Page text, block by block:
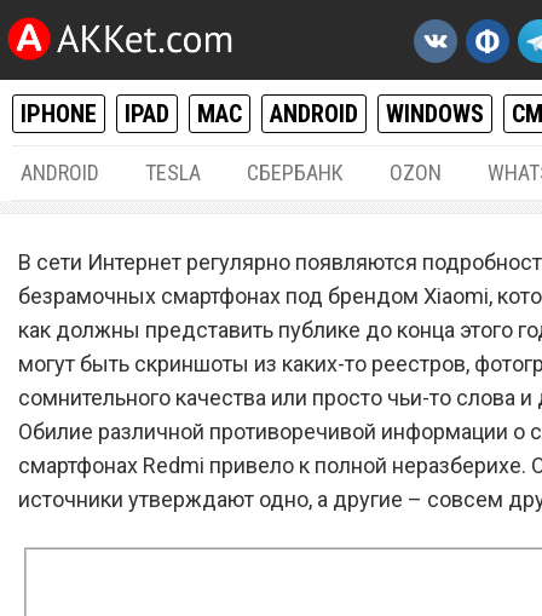
IPHONE IPAD MAC ANDROID WINDOWS
ANDROID TESLA СБЕРБАНК OZON
С безрамочными
Xiaomi творится полная
неразбериха
В сети Интернет регулярно появляются
безрамочных смартфонах под брендом Xiaomi,
как должны представить публике до конца этого
могут быть скриншоты из каких-то реестров,
сомнительного качества или просто чьи-то слова и
Обилие различной противоречивой информации о
смартфонах Redmi привело к полной неразберихе.
источники утверждают одно, а другие – совсем